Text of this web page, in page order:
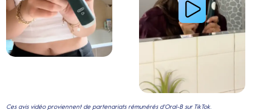
Ces avis vidéo proviennent de partenariats rémunérés d'Oral-B sur TikTok.